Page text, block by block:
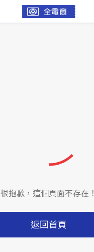
很抱歉，這個頁面不存在！
返回首頁